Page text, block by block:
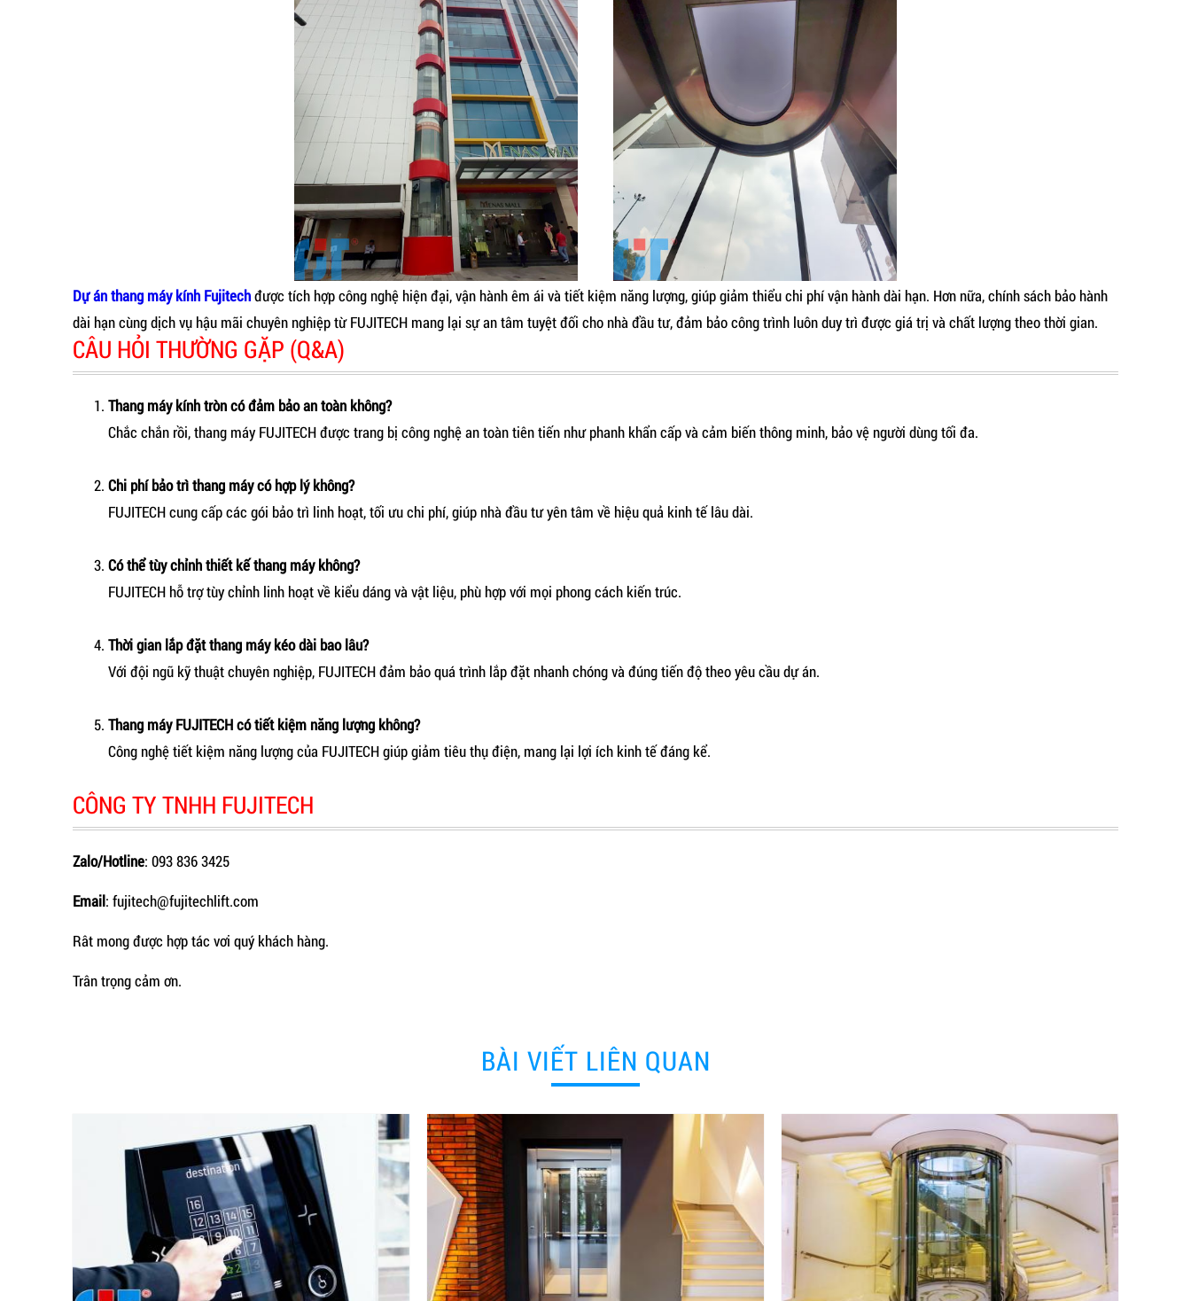
Dự án thang máy kính Fujitechđược tích hợp công nghệ hiện đại, vận hành êm ái và tiết kiệm năng lượng, giúp giảm thiểu chi phí vận hành dài hạn. Hơn nữa, chính sách bảo hành
dài hạn cùng dịch vụ hậu mãi chuyên nghiệp từ FUJITECH mang lại sự an tâm tuyệt đối cho nhà đầu tư, đảm bảo công trình luôn duy trì được giá trị và chất lượng theo thời gian.
CÂU HỎI THƯỜNG GẶP (Q&A)
Thang máy kính tròn có đảm bảo an toàn không?
Chắc chắn rồi, thang máy FUJITECH được trang bị công nghệ an toàn tiên tiến như phanh khẩn cấp và cảm biến thông minh, bảo vệ người dùng tối đa.
Chi phí bảo trì thang máy có hợp lý không?
FUJITECH cung cấp các gói bảo trì linh hoạt, tối ưu chi phí, giúp nhà đầu tư yên tâm về hiệu quả kinh tế lâu dài.
Có thể tùy chỉnh thiết kế thang máy không?
FUJITECH hỗ trợ tùy chỉnh linh hoạt về kiểu dáng và vật liệu, phù hợp với mọi phong cách kiến trúc.
Thời gian lắp đặt thang máy kéo dài bao lâu?
Với đội ngũ kỹ thuật chuyên nghiệp, FUJITECH đảm bảo quá trình lắp đặt nhanh chóng và đúng tiến độ theo yêu cầu dự án.
Thang máy FUJITECH có tiết kiệm năng lượng không?
Công nghệ tiết kiệm năng lượng của FUJITECH giúp giảm tiêu thụ điện, mang lại lợi ích kinh tế đáng kể.
CÔNG TY TNHH FUJITECH
Zalo/Hotline: 093 836 3425
Email: fujitech@fujitechlift.com
Rât mong được hợp tác vơi quý khách hàng.
Trân trọng cảm ơn.
BÀI VIẾT LIÊN QUAN